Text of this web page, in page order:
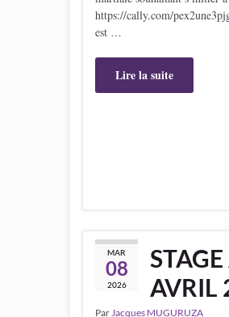
https://cally.com/
est …
Lire la suite
MAR
08
2026
AVRIL
Par Jacques MUGURUZA